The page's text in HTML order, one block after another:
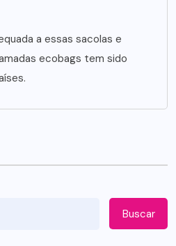
a essas sacolas e
ecobags tem sido
Buscar